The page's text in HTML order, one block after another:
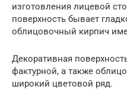
изготовления лицевой
поверхность бывает
облицовочный кирпич
Декоративная
фактурной, а также
широкий цветовой ряд.